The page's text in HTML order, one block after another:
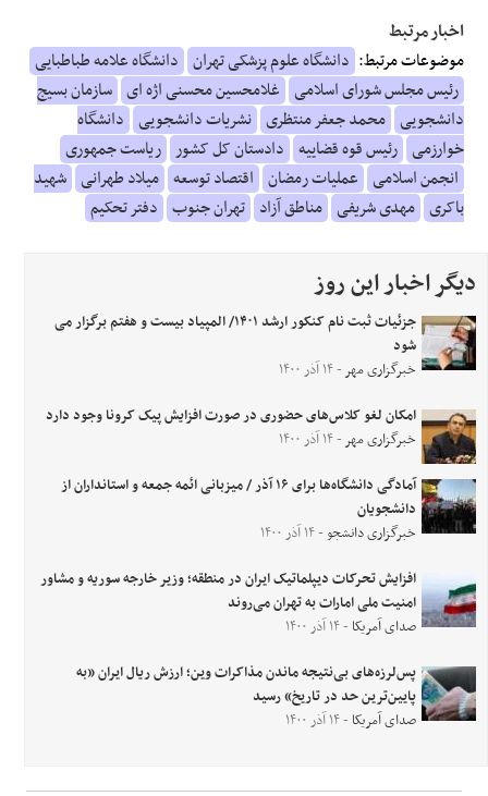
اخبار مرتبط
موضوعات مرتبط: دانشگاه علوم پزشکی تهران دانشگاه علامه طباطبایی
رئیس مجلس شورای اسلامی غلامحسین محسنی اژه ای سازمان بسیج
دانشجویی محمد جعفر منتظری نشریات دانشجویی دانشگاه
خوارزمی رئیس قوه قضاییه دادستان کل کشور ریاست جمهوری
انجمن اسلامی عملیات رمضان اقتصاد توسعه میلاد طهرانی شهید
باکری مهدی شریفی مناطق آزاد تهران جنوب دفتر تحکیم
دیگر اخبار این روز
جزئیات ثبت نام کنکور ارشد ۱۴۰۱/ المپیاد بیست و هفتم برگزار می
شود
خبرگزاری مهر- ۱۴ آذر ۱۴۰۰
امکان لغو کلاس‌های حضوری در صورت افزایش پیک کرونا وجود دارد
خبرگزاری مهر- ۱۴ آذر ۱۴۰۰
آمادگی دانشگاه‌ها برای ۱۶ آذر / میزبانی ائمه جمعه و استانداران از
دانشجویان
خبرگزاری دانشجو- ۱۴ آذر ۱۴۰۰
افزایش تحرکات دیپلماتیک ایران در منطقه؛ وزیر خارجه سوریه و مشاور
امنیت ملی امارات به تهران می‌روند
صدای آمریکا - ۱۴ آذر ۱۴۰۰
پس‌لرزه‌های بی‌نتیجه ماندن مذاکرات وین؛ ارزش ریال ایران «به
پایین‌ترین حد در تاریخ» رسید
صدای آمریکا - ۱۴ آذر ۱۴۰۰